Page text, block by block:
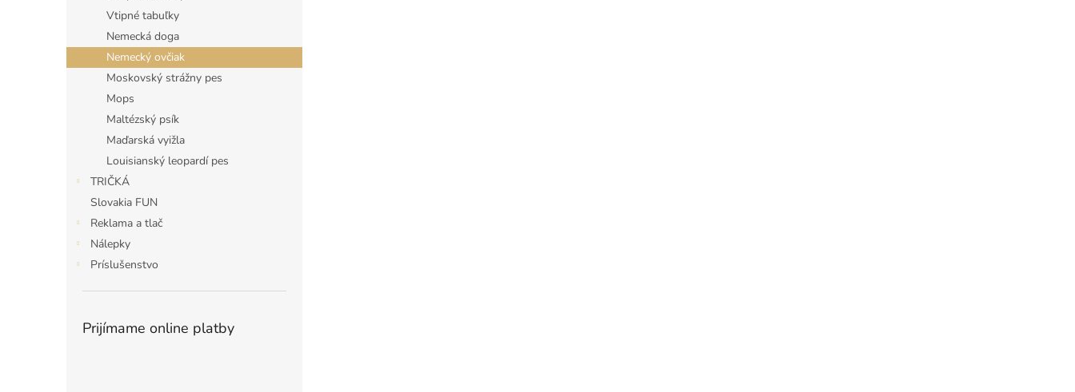
Vtipné tabuľky
Nemecká doga
Nemecký ovčiak
Moskovský strážny pes
Mops
Maltézský psík
Maďarská vyižla
Louisianský leopardí pes
TRIČKÁ
Slovakia FUN
Reklama a tlač
Nálepky
Príslušenstvo
Prijímame online platby